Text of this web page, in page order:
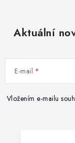
Aktuální
E-mail
Vložením e-mailu